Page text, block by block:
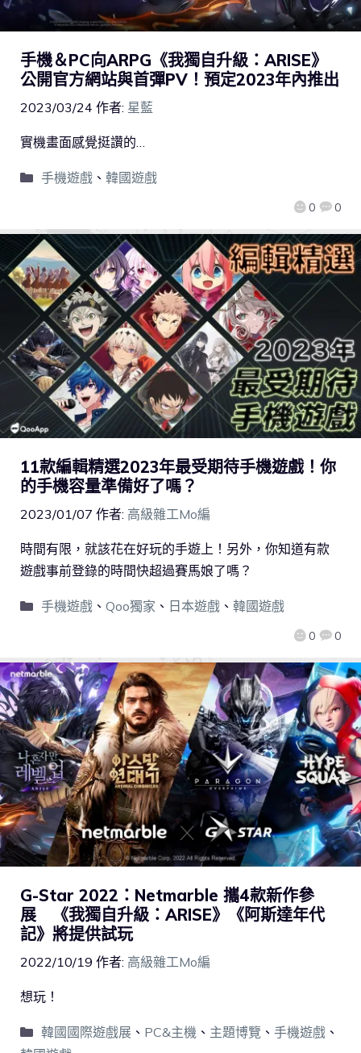
手機＆PC向ARPG《我獨自升級：ARISE》
公開官方網站與首彈PV！預定2023年內推出
2023/03/24 作者: 星藍
0 0
實機畫面感覺挺讚的…
手機遊戲、 韓國遊戲
11款編輯精選2023年最受期待手機遊戲！你
的手機容量準備好了嗎？
2023/01/07 作者: 高級雜工Mo編
0 0
時間有限，就該花在好玩的手遊上！另外，你知道有款
遊戲事前登錄的時間快超過賽馬娘了嗎？
手機遊戲、 Qoo獨家 、 日本遊戲、 韓國遊戲
G-Star 2022：Netmarble 攜4款新作參
展 《我獨自升級：ARISE》《阿斯達年代
記》將提供試玩
2022/10/19 作者: 高級雜工Mo編
想玩！
韓國國際遊戲展、 PC&主機、 主題博覽 、 手機遊戲、